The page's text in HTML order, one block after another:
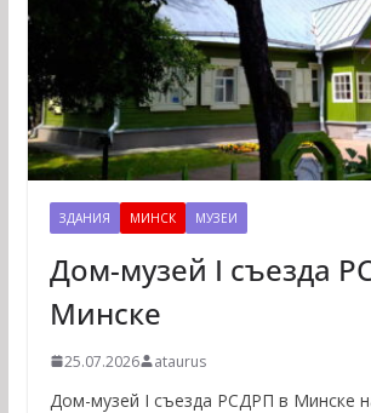
ЗДАНИЯ МИНСК МУЗЕИ
Дом-музей I съезда
Минске
25.07.2026 ataurus
Дом-музей I съезда РСДРП в Минске